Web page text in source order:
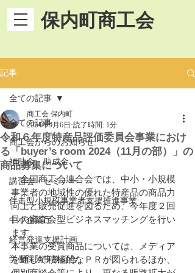
保内町商工会
記事
全ての記事
商工会からのお知らせ
補助金・助成金
講習会・セミナー
伴走型小規模事業者支援推進事業
中小企業庁
経営発達支援計画
労働保険事務組合
全ての記事
令和６年度特産品評価委員会事業におけ
る「buyer’s room 2024（11月の部）」の
商品募集について
商工会 保内町
2024年9月6日 読了時間: 1分
全国商工会連合会では、中小・小規模
事業者の地域性の優れた特産品の商品力
向上と販売促進を図るため、今年度２回
目の審査会型ビジネスマッチングを行い
ます。
本事業の受賞商品については、メディア
を通して積極的なＰＲが図られるほか、